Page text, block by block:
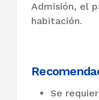
Admisión, el
habitación.
Se